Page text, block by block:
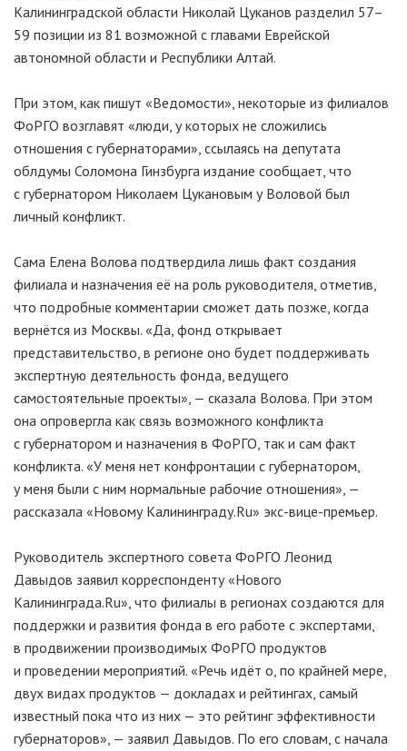
Калининградской области Николай Цуканов разделил 57–
59 позиции из 81 возможной с главами Еврейской
автономной области и Республики Алтай.
При этом, как пишут «Ведомости», некоторые из филиалов
ФоРГО возглавят «люди, у которых не сложились
отношения с губернаторами», ссылаясь на депутата
облдумы Соломона Гинзбурга издание сообщает, что
с губернатором Николаем Цукановым у Воловой был
личный конфликт.
Сама Елена Волова подтвердила лишь факт создания
филиала и назначения её на роль руководителя, отметив,
что подробные комментарии сможет дать позже, когда
вернётся из Москвы. «Да, фонд открывает
представительство, в регионе оно будет поддерживать
экспертную деятельность фонда, ведущего
самостоятельные проекты», — сказала Волова. При этом
она опровергла как связь возможного конфликта
с губернатором и назначения в ФоРГО, так и сам факт
конфликта. «У меня нет конфронтации с губернатором,
у меня были с ним нормальные рабочие отношения», —
рассказала «Новому Калининграду.Ru» экс-вице-премьер.
Руководитель экспертного совета ФоРГО Леонид
Давыдов заявил корреспонденту «Нового
Калининграда.Ru», что филиалы в регионах создаются для
поддержки и развития фонда в его работе с экспертами,
в продвижении производимых ФоРГО продуктов
и проведении мероприятий. «Речь идёт о, по крайней мере,
двух видах продуктов — докладах и рейтингах, самый
известный пока что из них — это рейтинг эффективности
губернаторов», — заявил Давыдов. По его словам, с начала